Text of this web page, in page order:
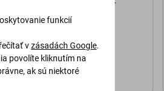
Batériový Kryt (Polar
White)
2,29 € 7,98 €
funkcií
vzásadách Google.
povolíte kliknutím na
ak sú niektoré